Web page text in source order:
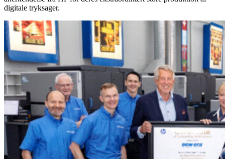
digitale tryksager.